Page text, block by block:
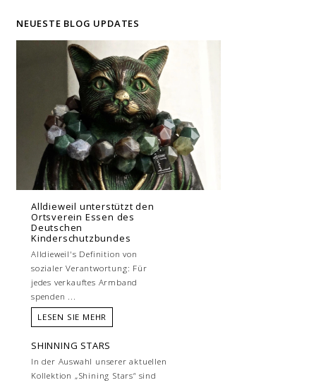
NEUESTE BLOG UPDATES
Alldieweil unterstützt den
Ortsverein Essen des
Deutschen
Kinderschutzbundes
Alldieweil's Definition von
sozialer Verantwortung: Für
jedes verkauftes Armband
spenden ...
LESEN SIE MEHR
SHINNING STARS
In der Auswahl unserer aktuellen
Kollektion „Shining Stars“ sind